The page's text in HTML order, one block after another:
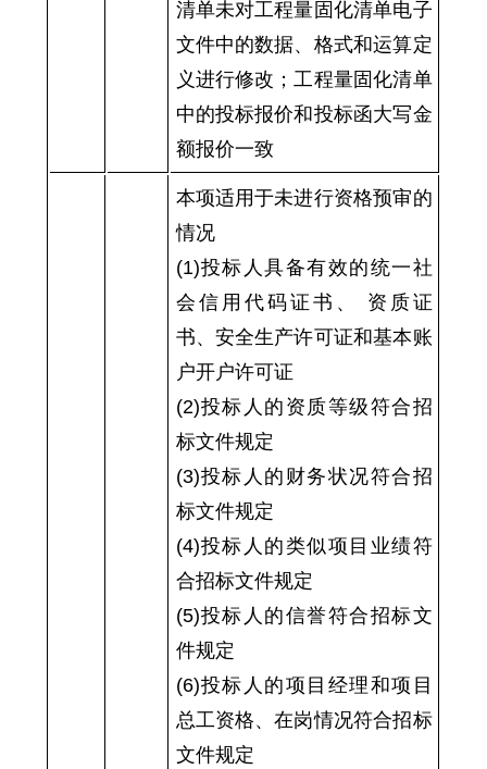
清单未对工程量固化清单电子
文件中的数据、格式和运算定
义进行修改；工程量固化清单
中的投标报价和投标函大写金
额报价一致
本项适用于未进行资格预审的
情况
(1)投标人具备有效的统一社
会信用代码证书、 资质证
书、安全生产许可证和基本账
户开户许可证
(2)投标人的资质等级符合招
标文件规定
(3)投标人的财务状况符合招
标文件规定
(4)投标人的类似项目业绩符
合招标文件规定
(5)投标人的信誉符合招标文
件规定
(6)投标人的项目经理和项目
总工资格、在岗情况符合招标
文件规定